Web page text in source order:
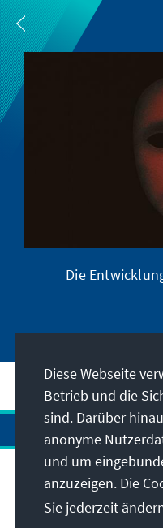
Die
Anschrift
Diese Webseite
Betrieb und die
sind. Darüber
anonyme
und um
anzuzeigen. Die
Sie jederzeit